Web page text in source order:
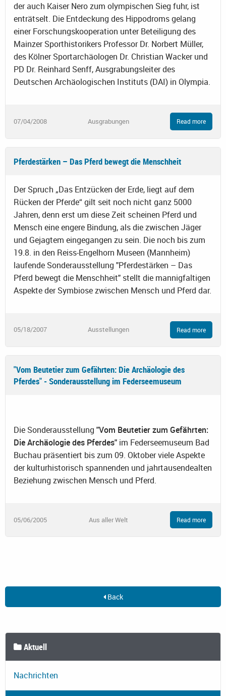
der auch Kaiser Nero zum olympischen Sieg fuhr, ist
enträtselt. Die Entdeckung des Hippodroms gelang
einer Forschungskooperation unter Beteiligung des
Mainzer Sporthistorikers Professor Dr. Norbert Müller,
des Kölner Sportarchäologen Dr. Christian Wacker und
PD Dr. Reinhard Senff, Ausgrabungsleiter des
Deutschen Archäologischen Instituts (DAI) in Olympia.
07/04/2008 Ausgrabungen Read more
Pferdestärken – Das Pferd bewegt die Menschheit
Der Spruch „Das Entzücken der Erde, liegt auf dem
Rücken der Pferde“ gilt seit noch nicht ganz 5000
Jahren, denn erst um diese Zeit scheinen Pferd und
Mensch eine engere Bindung, als die zwischen Jäger
und Gejagtem eingegangen zu sein. Die noch bis zum
19.8. in den Reiss-Engelhorn Museen (Mannheim)
laufende Sonderausstellung "Pferdestärken – Das
Pferd bewegt die Menschheit" stellt die mannigfaltigen
Aspekte der Symbiose zwischen Mensch und Pferd dar.
05/18/2007 Ausstellungen Read more
"Vom Beutetier zum Gefährten: Die Archäologie des
Pferdes" - Sonderausstellung im Federseemuseum
Die Sonderausstellung "Vom Beutetier zum Gefährten:
Die Archäologie des Pferdes" im Federseemuseum Bad
Buchau präsentiert bis zum 09. Oktober viele Aspekte
der kulturhistorisch spannenden und jahrtausendealten
Beziehung zwischen Mensch und Pferd.
05/06/2005 Aus aller Welt Read more
Back
Aktuell
Nachrichten